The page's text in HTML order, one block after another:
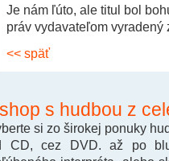
Je nám ľúto, ale titul bol
práv vydavateľom vyradený
<< späť
s hudbou z
si zo širokej ponuky
CD, cez DVD. až po